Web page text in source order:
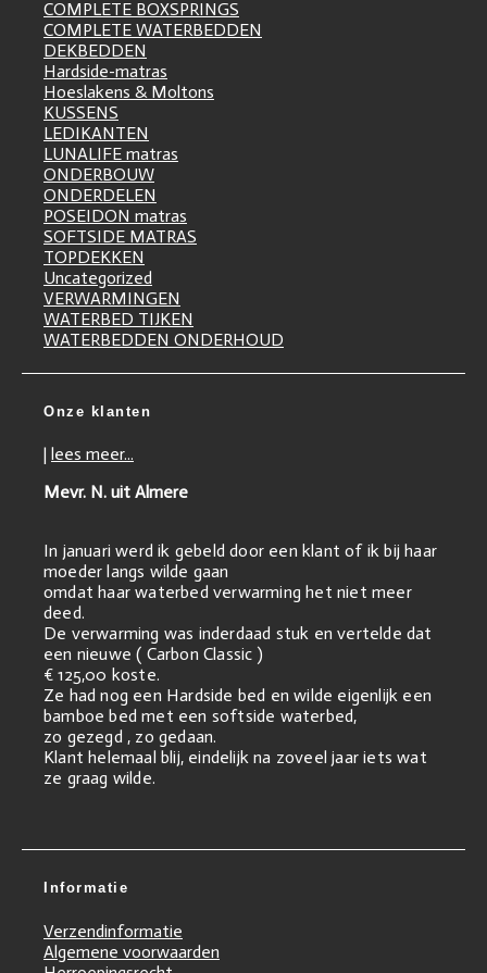
COMPLETE BOXSPRINGS
COMPLETE WATERBEDDEN
DEKBEDDEN
Hardside-matras
Hoeslakens & Moltons
KUSSENS
LEDIKANTEN
LUNALIFE matras
ONDERBOUW
ONDERDELEN
POSEIDON matras
SOFTSIDE MATRAS
TOPDEKKEN
Uncategorized
VERWARMINGEN
WATERBED TIJKEN
WATERBEDDEN ONDERHOUD
Onze klanten
| lees meer...
Mevr. N. uit Almere
In januari werd ik gebeld door een klant of ik bij haar
moeder langs wilde gaan
omdat haar waterbed verwarming het niet meer
deed.
De verwarming was inderdaad stuk en vertelde dat
een nieuwe ( Carbon Classic )
€ 125,00 koste.
Ze had nog een Hardside bed en wilde eigenlijk een
bamboe bed met een softside waterbed,
zo gezegd , zo gedaan.
Klant helemaal blij, eindelijk na zoveel jaar iets wat
ze graag wilde.
Informatie
Verzendinformatie
Algemene voorwaarden